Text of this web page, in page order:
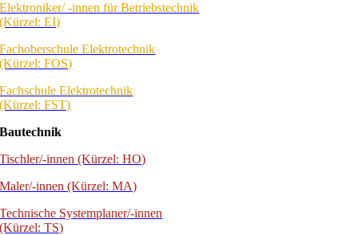
Elektroniker/ -innen für Betriebstechnik
(Kürzel: EI)
Fachoberschule Elektrotechnik
(Kürzel: FOS)
Fachschule Elektrotechnik
(Kürzel: FST)
Bautechnik
Tischler/-innen (Kürzel: HO)
Maler/-innen (Kürzel: MA)
Technische Systemplaner/-innen
(Kürzel: TS)